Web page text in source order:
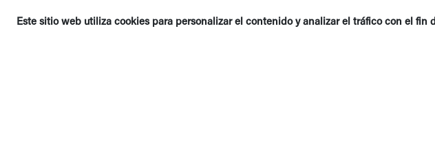
Este sitio web utiliza cookies para personalizar el contenido y analizar el tráfico con el fin